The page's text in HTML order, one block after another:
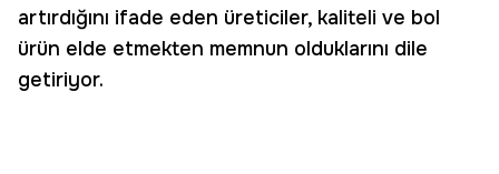
artırdığını ifade eden üreticiler, kaliteli ve bol
ürün elde etmekten memnun olduklarını dile
getiriyor.